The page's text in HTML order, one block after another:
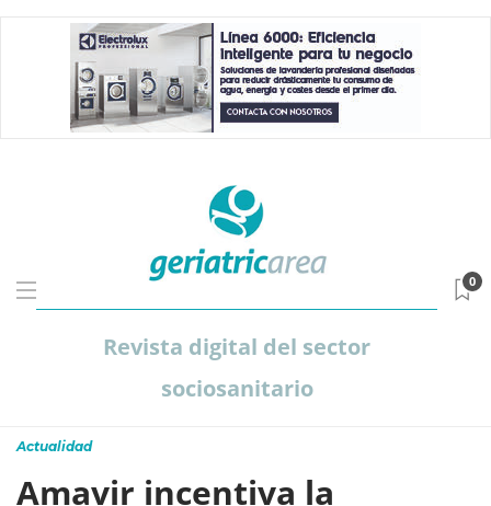
Revista digital del sector
sociosanitario
0
Actualidad
Amavir incentiva la